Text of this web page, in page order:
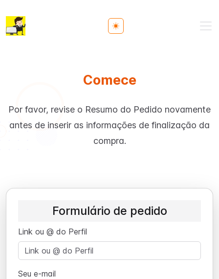
Toggle theme
Comece
Por favor, revise o Resumo do Pedido novamente
antes de inserir as informações de finalização da
compra.
Formulário de pedido
Link ou @ do Perfil
Seu e-mail